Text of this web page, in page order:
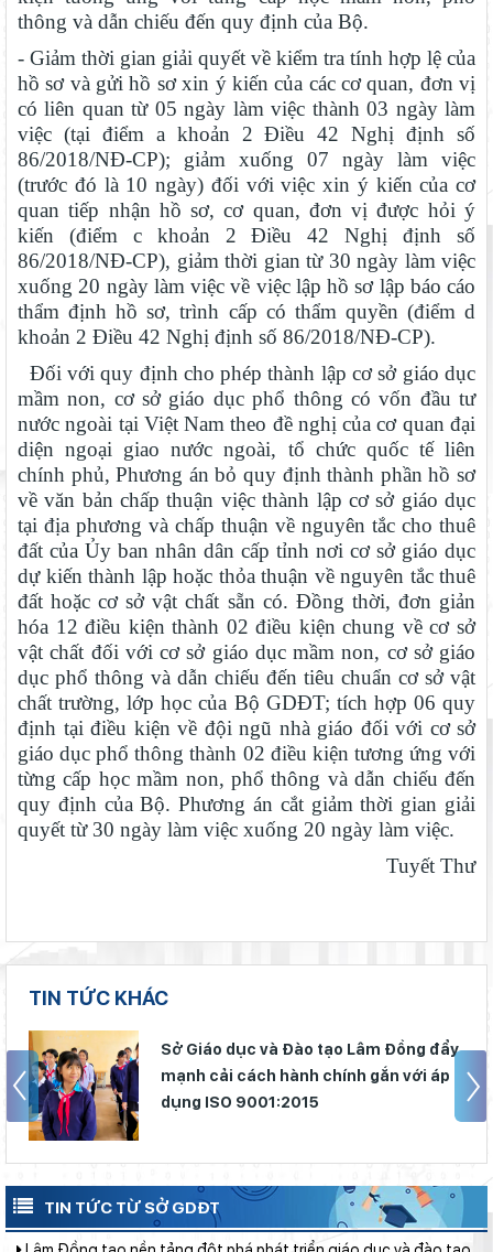
thông và dẫn chiếu đến quy định của Bộ.
- Giảm thời gian giải quyết về kiểm tra tính hợp lệ của
hồ sơ và gửi hồ sơ xin ý kiến của các cơ quan, đơn vị
có liên quan từ 05 ngày làm việc thành 03 ngày làm
việc (tại điểm a khoản 2 Điều 42 Nghị định số
86/2018/NĐ-CP); giảm xuống 07 ngày làm việc
(trước đó là 10 ngày) đối với việc xin ý kiến của cơ
quan tiếp nhận hồ sơ, cơ quan, đơn vị được hỏi ý
kiến (điểm c khoản 2 Điều 42 Nghị định số
86/2018/NĐ-CP), giảm thời gian từ 30 ngày làm việc
xuống 20 ngày làm việc về việc lập hồ sơ lập báo cáo
thẩm định hồ sơ, trình cấp có thẩm quyền (điểm d
khoản 2 Điều 42 Nghị định số 86/2018/NĐ-CP).
Đối với quy định cho phép thành lập cơ sở giáo dục
mầm non, cơ sở giáo dục phổ thông có vốn đầu tư
nước ngoài tại Việt Nam theo đề nghị của cơ quan đại
diện ngoại giao nước ngoài, tổ chức quốc tế liên
chính phủ, Phương án bỏ quy định thành phần hồ sơ
về văn bản chấp thuận việc thành lập cơ sở giáo dục
tại địa phương và chấp thuận về nguyên tắc cho thuê
đất của Ủy ban nhân dân cấp tỉnh nơi cơ sở giáo dục
dự kiến thành lập hoặc thỏa thuận về nguyên tắc thuê
đất hoặc cơ sở vật chất sẵn có. Đồng thời, đơn giản
hóa 12 điều kiện thành 02 điều kiện chung về cơ sở
vật chất đối với cơ sở giáo dục mầm non, cơ sở giáo
dục phổ thông và dẫn chiếu đến tiêu chuẩn cơ sở vật
chất trường, lớp học của Bộ GDĐT; tích hợp 06 quy
định tại điều kiện về đội ngũ nhà giáo đối với cơ sở
giáo dục phổ thông thành 02 điều kiện tương ứng với
từng cấp học mầm non, phổ thông và dẫn chiếu đến
quy định của Bộ. Phương án cắt giảm thời gian giải
quyết từ 30 ngày làm việc xuống 20 ngày làm việc.
Tuyết Thư
TIN TỨC KHÁC
Sở Giáo dục và Đào tạo Lâm Đồng đẩy
mạnh cải cách hành chính gắn với áp
dụng ISO 9001:2015
TIN TỨC TỪ SỞ GDĐT
Sở Giáo dục và Đào tạo Lâm Đồng đẩy mạnh cải cách hành
chính gắn với áp dụng ISO 9001:2015
chính sách đối với đội ngũ quản lý, nhân sự hỗ trợ giáo dục khi
sắp xếp cơ sở giáo dục công lập
Bộ Giáo dục và Đào tạo ban hành khung thời gian năm học từ
năm học 2026–2027
Sáng đèn công trường để kịp năm học mới
Đánh giá tình hình triển khai sắp xếp, tổ chức cơ sở giáo dục
Gieo mầm hiếu học nơi vùng xa
quả hoạt động giáo dục
Giữ vững nền tảng tư tưởng của Ðảng từ học đường
Lâm Đồng lấy ý kiến dự thảo chính sách thu hút, đãi ngộ và đào
tạo nguồn nhân lực y tế
thông nguồn lực, vững bước tiến vào kỷ nguyên mới (tiếp theo
Lâm Đồng tạo nền tảng đột phá phát triển giáo dục và đào tạo